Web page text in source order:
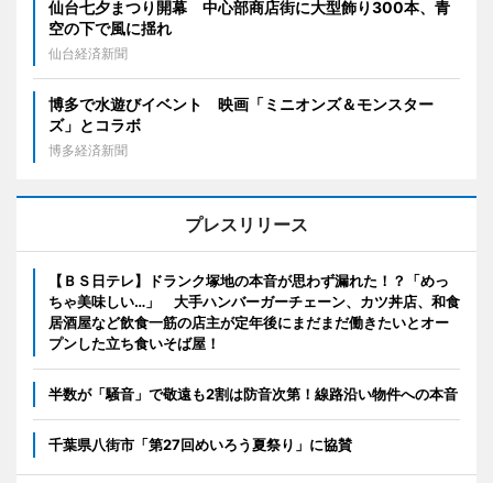
仙台七夕まつり開幕 中心部商店街に大型飾り300本、青
空の下で風に揺れ
仙台経済新聞
博多で水遊びイベント 映画「ミニオンズ＆モンスター
ズ」とコラボ
博多経済新聞
プレスリリース
【ＢＳ日テレ】ドランク塚地の本音が思わず漏れた！？「めっ
ちゃ美味しい…」 大手ハンバーガーチェーン、カツ丼店、和食
居酒屋など飲食一筋の店主が定年後にまだまだ働きたいとオー
プンした立ち食いそば屋！
半数が「騒音」で敬遠も2割は防音次第！線路沿い物件への本音
千葉県八街市「第27回めいろう夏祭り」に協賛